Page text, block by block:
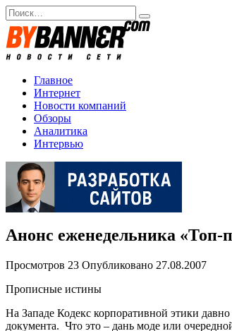
Перейти
к
содержанию
Search
for:
Главное
Интернет
Новости компаний
Обзоры
Аналитика
Интервью
Анонс еженедельника «Топ-
Просмотров 23 Опубликовано 27.08.2007
Прописные истины
На Западе Кодекс корпоративной этики
документа. Что это – дань моде или